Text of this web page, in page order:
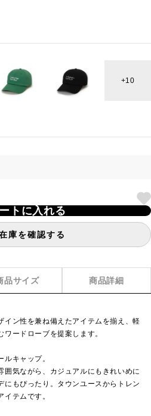
10
トに入れる
庫を確認する
品サイズ 商品詳細
イン性を兼ね備えたアイテムを揃え、軽
ードローブを提案します。
キャップ。
囲気ながら、カジュアルにもきれいめに
にもぴったり。タウンユースからトレン
イテムです。